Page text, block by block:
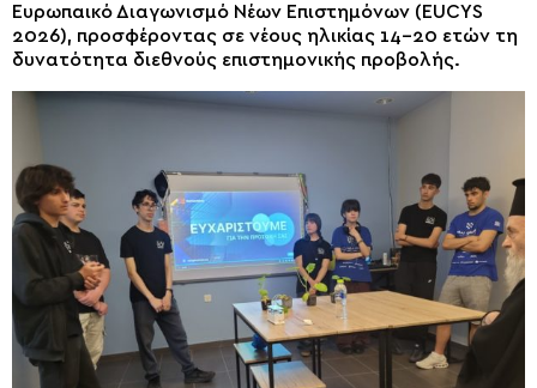
Ευρωπαικό Διαγωνισμό Νέων Επιστημόνων (EUCYS
2026), προσφέροντας σε νέους ηλικίας 14–20 ετών τη
δυνατότητα διεθνούς επιστημονικής προβολής.